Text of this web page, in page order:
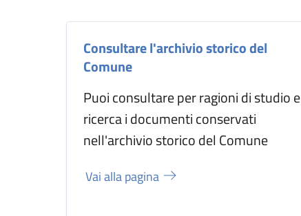
Consultare l'archivio storico del
Comune
Puoi consultare per ragioni di studio e
ricerca i documenti conservati
nell'archivio storico del Comune
Vai alla pagina